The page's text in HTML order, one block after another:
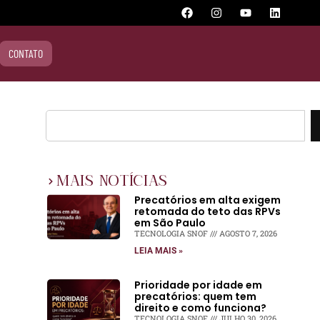
CONTATO
MAIS NOTÍCIAS
Precatórios em alta exigem
retomada do teto das RPVs
em São Paulo
TECNOLOGIA SNOF AGOSTO 7, 2026
LEIA MAIS »
Prioridade por idade em
precatórios: quem tem
direito e como funciona?